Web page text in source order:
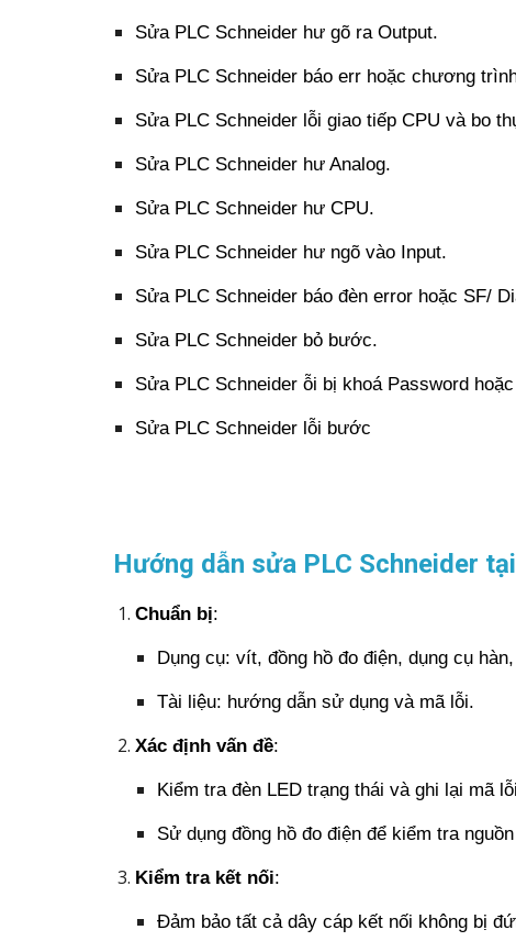
Sửa PLC Schneider hư gõ ra Output.
Sửa PLC Schneider báo err hoặc chương
Sửa PLC Schneider lỗi giao tiếp CPU và bo
Sửa PLC Schneider hư Analog.
Sửa PLC Schneider hư CPU.
Sửa PLC Schneider hư ngõ vào Input.
Sửa PLC Schneider báo đèn error hoặc SF/
Sửa PLC Schneider bỏ bước.
Sửa PLC Schneider ỗi bị khoá Password
Sửa PLC Schneider lỗi bước
Hướng dẫn sửa PLC Schneider
Chuẩn bị:
Dụng cụ: vít, đồng hồ đo điện, dụng cụ
Tài liệu: hướng dẫn sử dụng và mã lỗi.
Xác định vấn đề:
Kiểm tra đèn LED trạng thái và ghi lại mã
Sử dụng đồng hồ đo điện để kiểm tra
Kiểm tra kết nối:
Đảm bảo tất cả dây cáp kết nối không bị